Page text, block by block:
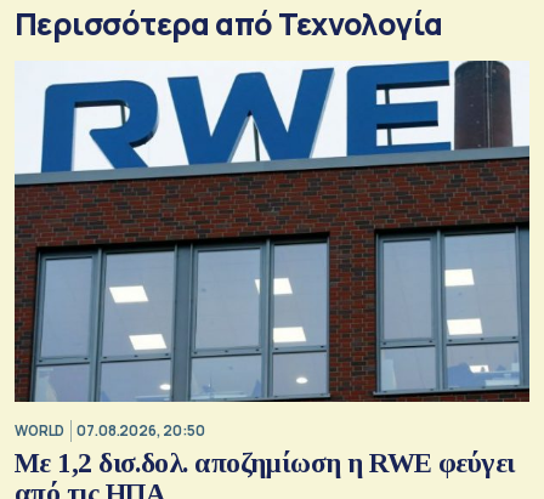
Περισσότερα από Τεχνολογία
WORLD 07.08.2026, 20:50
Με 1,2 δισ.δολ. αποζημίωση η RWE φεύγει